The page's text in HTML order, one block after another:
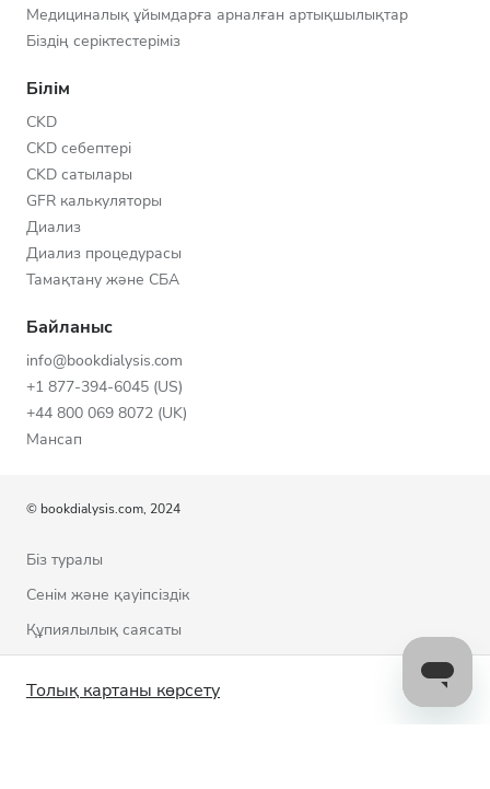
Толық картаны көрсету
Медициналық ұйымдарға арналған артықшылықтар
Біздің серіктестеріміз
Білім
CKD
CKD себептері
CKD сатылары
GFR калькуляторы
Диализ
Диализ процедурасы
Тамақтану және СБА
Байланыс
info@bookdialysis.com
+1 877-394-6045 (US)
+44 800 069 8072 (UK)
Мансап
© bookdialysis.com, 2024
Біз туралы
Сенім және қауіпсіздік
Құпиялылық саясаты
Cookie саясаты